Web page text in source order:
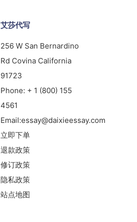
艾莎代写
256 W San Bernardino
Rd Covina California
91723
Phone: + 1 (800) 155
4561
Email:essay@daixieessay.com
立即下单
退款政策
修订政策
隐私政策
站点地图